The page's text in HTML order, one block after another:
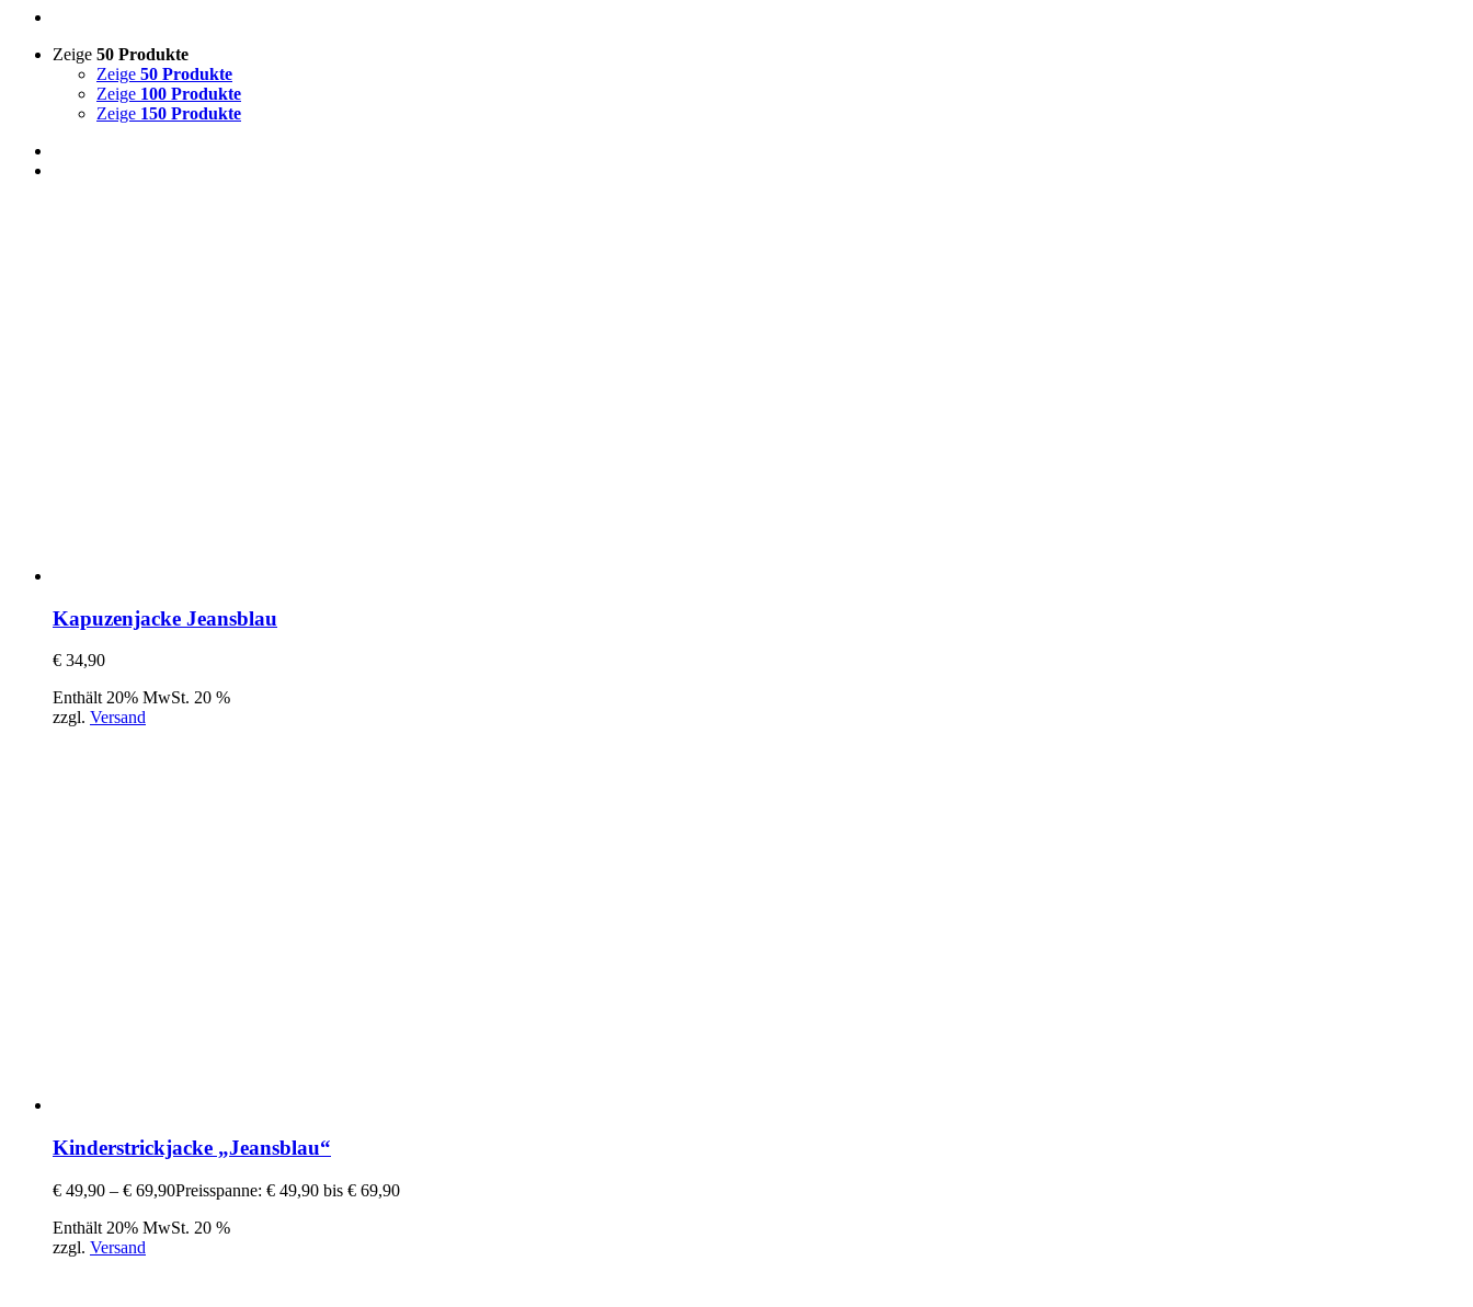
Zeige 50 Produkte
Zeige 50 Produkte
Zeige 100 Produkte
Zeige 150 Produkte
Kapuzenjacke Jeansblau
€ 34,90
Enthält 20% MwSt. 20 %
zzgl. Versand
Kinderstrickjacke „Jeansblau“
€ 49,90 – € 69,90Preisspanne: € 49,90 bis € 69,90
Enthält 20% MwSt. 20 %
zzgl. Versand